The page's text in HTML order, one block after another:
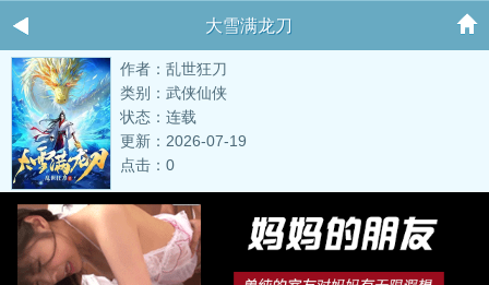
大雪满龙刀
作者：乱世狂刀
类别：武侠仙侠
状态：连载
更新：2026-07-19
点击：0